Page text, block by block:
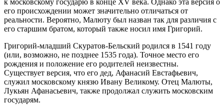
к московскому государю в конце XV века. Однако эта версия о
его происхождении может значительно отличаться от
реальности. Вероятно, Малюту был назван так для различия с
его старшим братом, который также носил имя Григорий.
Григорий-младший Скуратов-Бельский родился в 1541 году
(или, возможно, не позднее 1535 года). Точное место его
рождения и положение его родителей неизвестны.
Существует версия, что его дед, Афанасий Евстафьевич,
служил московскому князю Ивану Великому. Отец Малюты,
Лукьян Афанасьевич, также продолжал служить московским
государям.